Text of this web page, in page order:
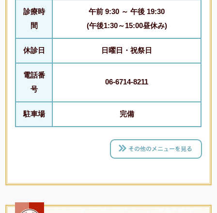
診療時
間
午前 9:30 ～ 午後 19:30
(午後1:30～15:00昼休み)
休診日 日曜日・祝祭日
電話番
号
06-6714-8211
駐車場 完備